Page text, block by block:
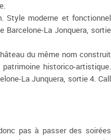
Style moderne et fonctionnel
Barcelone-La Jonquera, sortie
du même nom construit
historico-artistique.
La Junquera, sortie 4. Call
pas à passer des soirées